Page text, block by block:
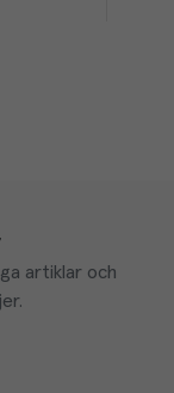
artiklar och